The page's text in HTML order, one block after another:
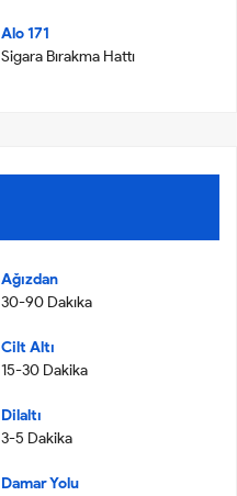
Alo 171
Sigara Bırakma Hattı
Ağızdan
30-90 Dakıka
Cilt Altı
15-30 Dakika
Dilaltı
3-5 Dakika
Damar Yolu